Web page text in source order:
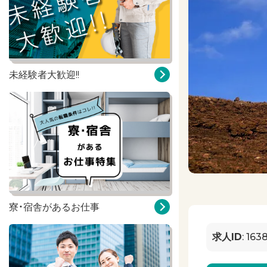
求人ID:
未経験者大歓迎!!
寮・宿舎があるお仕事